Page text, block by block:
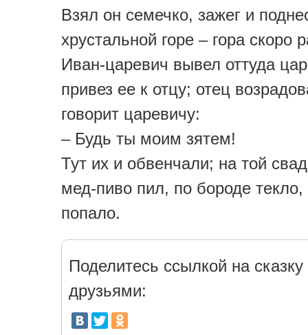
Взял он семечко, зажег и
хрустальной горе – гора скоро
Иван-царевич вывел оттуда
привез ее к отцу; отец
говорит царевичу:
– Будь ты моим зятем!
Тут их и обвенчали; на той
мед-пиво пил, по бороде текло,
попало.
Поделитесь ссылкой на сказку
друзьями: